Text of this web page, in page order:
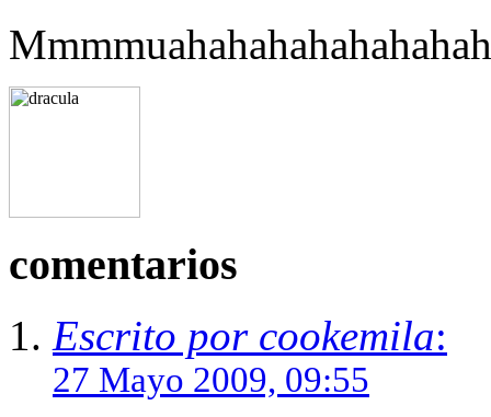
comentarios
Escrito por cookemila:
27 Mayo 2009, 09:55